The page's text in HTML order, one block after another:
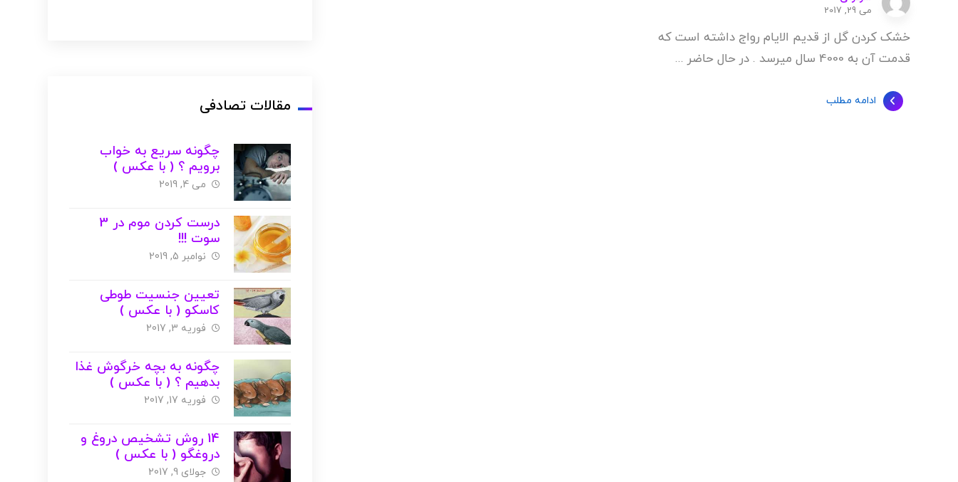
می 29, 2017
خشک کردن گل از قدیم الایام رواج داشته است که
قدمت آن به 4000 سال میرسد . در حال حاضر ...
ادامه مطلب مقالات تصادفی
چگونه سریع به خواب
برویم ؟ ( با عکس )
می 4, 2019
درست کردن موم در 3
سوت !!!
نوامبر 5, 2019
تعیین جنسیت طوطی
کاسکو ( با عکس )
فوریه 3, 2017
چگونه به بچه خرگوش غذا
بدهیم ؟ ( با عکس )
فوریه 17, 2017
14 روش تشخیص دروغ و
دروغگو ( با عکس )
جولای 9, 2017